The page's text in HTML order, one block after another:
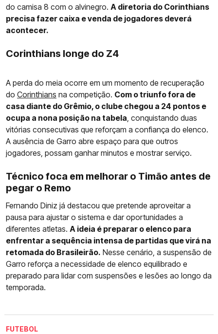
do camisa 8 com o alvinegro. A diretoria do Corinthians
precisa fazer caixa e venda de jogadores deverá
acontecer.
Corinthians longe do Z4
A perda do meia ocorre em um momento de recuperação
do Corinthians na competição. Com o triunfo fora de
casa diante do Grêmio, o clube chegou a 24 pontos e
ocupa a nona posição na tabela , conquistando duas
vitórias consecutivas que reforçam a confiança do elenco.
A ausência de Garro abre espaço para que outros
jogadores, possam ganhar minutos e mostrar serviço.
Técnico foca em melhorar o Timão antes de
pegar o Remo
Fernando Diniz já destacou que pretende aproveitar a
pausa para ajustar o sistema e dar oportunidades a
diferentes atletas. A ideia é preparar o elenco para
enfrentar a sequência intensa de partidas que virá na
retomada do Brasileirão. Nesse cenário, a suspensão de
Garro reforça a necessidade de elenco equilibrado e
preparado para lidar com suspensões e lesões ao longo da
temporada.
FUTEBOL